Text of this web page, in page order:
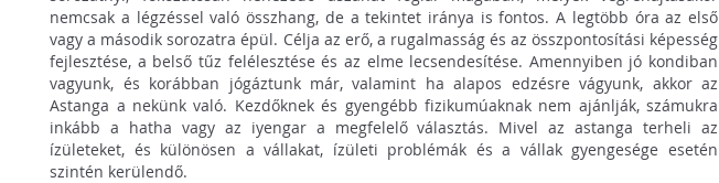
nemcsak a légzéssel való összhang, de a tekintet iránya is fontos. A legtöbb óra az első
vagy a második sorozatra épül. Célja az erő, a rugalmasság és az összpontosítási képesség
fejlesztése, a belső tűz felélesztése és az elme lecsendesítése. Amennyiben jó kondiban
vagyunk, és korábban jógáztunk már, valamint ha alapos edzésre vágyunk, akkor az
Astanga a nekünk való. Kezdőknek és gyengébb fizikumúaknak nem ajánlják, számukra
inkább a hatha vagy az iyengar a megfelelő választás. Mivel az astanga terheli az
ízületeket, és különösen a vállakat, ízületi problémák és a vállak gyengesége esetén
szintén kerülendő.